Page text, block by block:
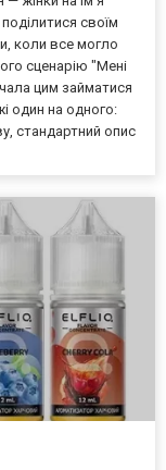
своїм
коли все могло
сценарію "Мені
цим займатися
один на одного:
стандартний опис